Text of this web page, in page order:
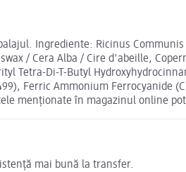
Ingrediente: Ricinus
/ Cera Alba / Cire d'abeille,
Di-T-Butyl
Ferric Ammonium Ferrocyanide
menționate în magazinul online
mai bună la transfer.